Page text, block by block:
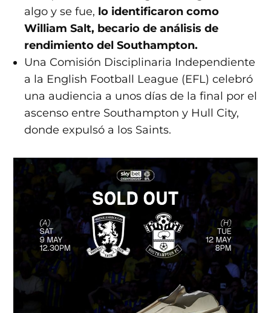
algo y se fue, lo identificaron como
William Salt, becario de análisis de
rendimiento del Southampton.
Una Comisión Disciplinaria Independiente
a la English Football League (EFL) celebró
una audiencia a unos días de la final por el
ascenso entre Southampton y Hull City,
donde expulsó a los Saints.